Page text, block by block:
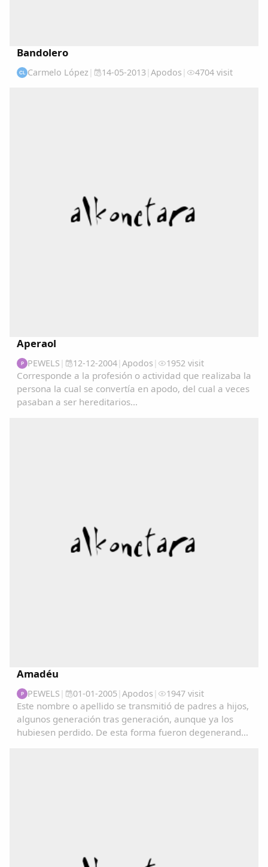
Bandolero
CL Carmelo López | 14-05-2013| Apodos | 4704 visit
Aperaol
P PEWELS | 12-12-2004| Apodos | 1952 visit
Corresponde a la profesión o actividad que realizaba la
persona la cual se convertía en apodo, del cual a veces
pasaban a ser hereditarios...
Amadéu
P PEWELS | 01-01-2005| Apodos | 1947 visit
Este nombre o apellido se transmitió de padres a hijos,
algunos generación tras generación, aunque ya los
hubiesen perdido. De esta forma fueron degenerando